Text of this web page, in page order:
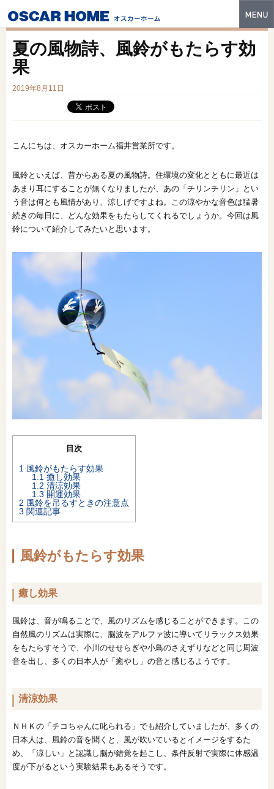
イベント・モデルハウス
フォトギャラリー
販売中の物件
夏の風物詩、風鈴がもたらす効
果
2019年8月11日
こんにちは、オスカーホーム福井営業所です。
風鈴といえば、昔からある夏の風物詩。住環境の変化とともに最近は
あまり耳にすることが無くなりましたが、あの「チリンチリン」とい
う音は何とも風情があり、涼しげですよね。この涼やかな音色は猛暑
続きの毎日に、どんな効果をもたらしてくれるでしょうか。今回は風
鈴について紹介してみたいと思います。
目次
1 風鈴がもたらす効果
1.1 癒し効果
1.2 清涼効果
1.3 開運効果
2 風鈴を吊るすときの注意点
3 関連記事
風鈴がもたらす効果
癒し効果
風鈴は、音が鳴ることで、風のリズムを感じることができます。この
自然風のリズムは実際に、脳波をアルファ波に導いてリラックス効果
をもたらすそうで、小川のせせらぎや小鳥のさえずりなどと同じ周波
音を出し、多くの日本人が「癒やし」の音と感じるようです。
清涼効果
ＮＨＫの「チコちゃんに叱られる」でも紹介していましたが、多くの
日本人は、風鈴の音を聞くと、風が吹いているとイメージをするた
め、「涼しい」と認識し脳が錯覚を起こし、条件反射で実際に体感温
度が下がるという実験結果もあるそうです。